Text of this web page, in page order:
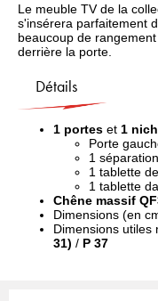
Le meuble TV de la
s'insérera parfaitement
beaucoup de
derrière la porte.
Détails
1 portes et 1
Porte
1 séparation
1 tablette
1 tablette
Chêne massif
Dimensions (en
Dimensions utiles
31) / P 37